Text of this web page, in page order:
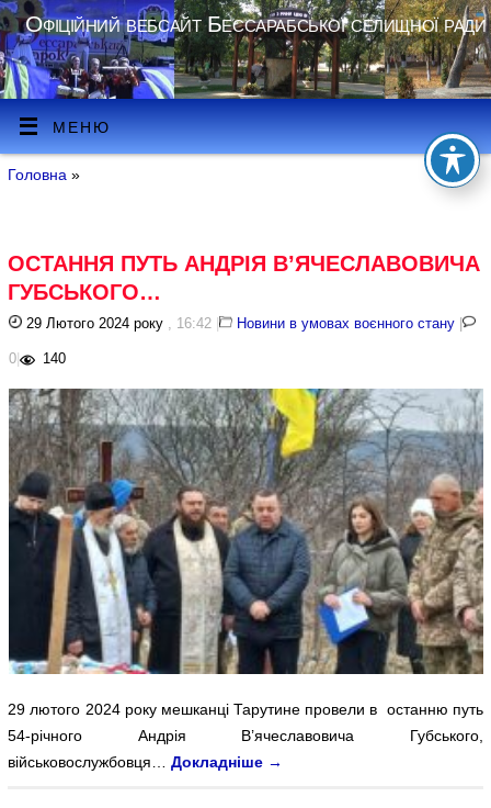
Офіційний вебсайт Бессарабської селищної ради
МЕНЮ
Головна »
ОСТАННЯ ПУТЬ АНДРІЯ В’ЯЧЕСЛАВОВИЧА
ГУБСЬКОГО…
29 Лютого 2024 року , 16:42 | Новини в умовах воєнного стану |
0 | 140
29 лютого 2024 року мешканці Тарутине провели в останню путь
54-річного Андрія В’ячеславовича Губського,
військовослужбовця…Докладніше →